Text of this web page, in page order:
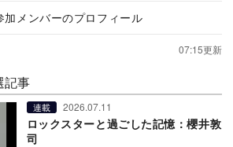
加メンバーのプロフィール
07:15更新
記事
連載 2026.07.11
ロックスターと過ごした記憶：櫻井敦
司